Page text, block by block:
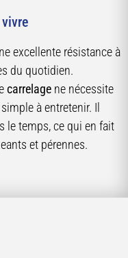
excellente résistance à
du quotidien.
carrelage ne nécessite
à entretenir. Il
le temps, ce qui en fait
et pérennes.